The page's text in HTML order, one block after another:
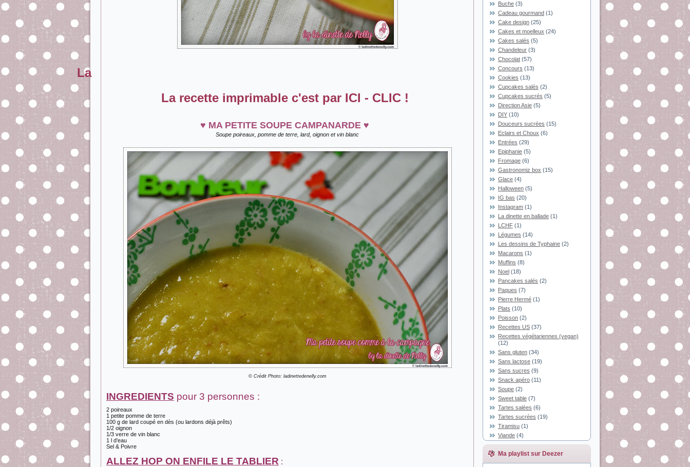
La
La recette imprimable c'est par ICI - CLIC !
♥ MA PETITE SOUPE CAMPANARDE ♥
Soupe poireaux, pomme de terre, lard, oignon et vin blanc
© Crédit Photo: ladinettedenelly.com
INGREDIENTS pour 3 personnes :
2 poireaux
1 petite pomme de terre
100 g de lard coupé en dès (ou lardons déjà prêts)
1/2 oignon
1/3 verre de vin blanc
1 l d’eau
Sel & Poivre
ALLEZ HOP ON ENFILE LE TABLIER :
Buche (3)
Cadeau gourmand (1)
Cake design (25)
Cakes et moelleux (24)
Cakes salés (5)
Chandeleur (3)
Chocolat (57)
Concours (13)
Cookies (13)
Cupcakes salés (2)
Cupcakes sucrés (5)
Direction Asie (5)
DIY (10)
Douceurs sucrées (15)
Eclairs et Choux (6)
Entrées (29)
Epiphanie (5)
Fromage (6)
Gastronomiz box (15)
Glace (4)
Halloween (5)
IG bas (20)
Instagram (1)
La dinette en ballade (1)
LCHF (1)
Légumes (14)
Les dessins de Typhaine (2)
Macarons (1)
Muffins (8)
Noel (18)
Pancakes salés (2)
Paques (7)
Pierre Hermé (1)
Plats (10)
Poisson (2)
Recettes US (37)
Recettes végétariennes (vegan)
(12)
Sans gluten (34)
Sans lactose (19)
Sans sucres (9)
Snack apéro (11)
Soupe (2)
Sweet table (7)
Tartes salées (6)
Tartes sucrées (19)
Tiramisu (1)
Viande (4)
Ma playlist sur Deezer